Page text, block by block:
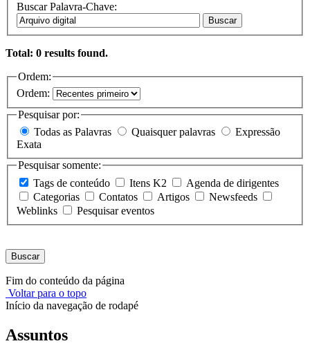
Buscar Palavra-Chave:
Buscar
Total: 0 results found.
Ordem:
Ordem:
Pesquisar por:
Todas as Palavras
Quaisquer palavras
Exata
Pesquisar somente:
Tags de conteúdo
Itens K2
Agenda de dirigentes
Categorias
Contatos Artigos
Newsfeeds
Weblinks
Pesquisar eventos
Buscar
Fim do conteúdo da página
Voltar para o topo
Início da navegação de rodapé
Assuntos